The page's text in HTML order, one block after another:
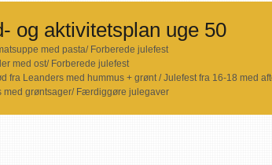
og aktivitetsplan uge 50
med pasta/ Forberede julefest
med ost/ Forberede julefest
fra Leanders med hummus + grønt / Julefest fra 16-18 med
med grøntsager/ Færdiggøre julegaver